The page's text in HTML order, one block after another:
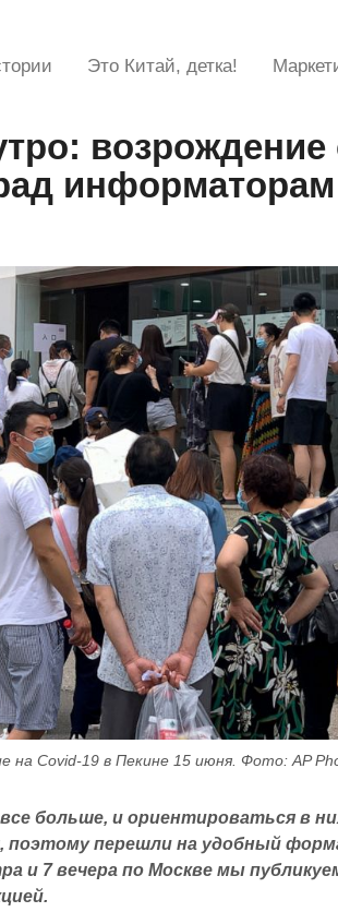
Это Китай, детка!
возрождение
информаторам
на Covid-19 в Пекине 15 июня. Фото: AP
больше, и ориентироваться в
поэтому перешли на удобный
и 7 вечера по Москве мы